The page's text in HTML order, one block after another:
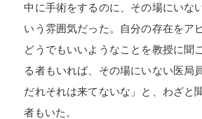
中に手術をするのに、その場にいな
いう雰囲気だった。自分の存在をア
どうでもいいようなことを教授に聞
る者もいれば、その場にいない医局
だれそれは来てないな」と、わざと
者もいた。